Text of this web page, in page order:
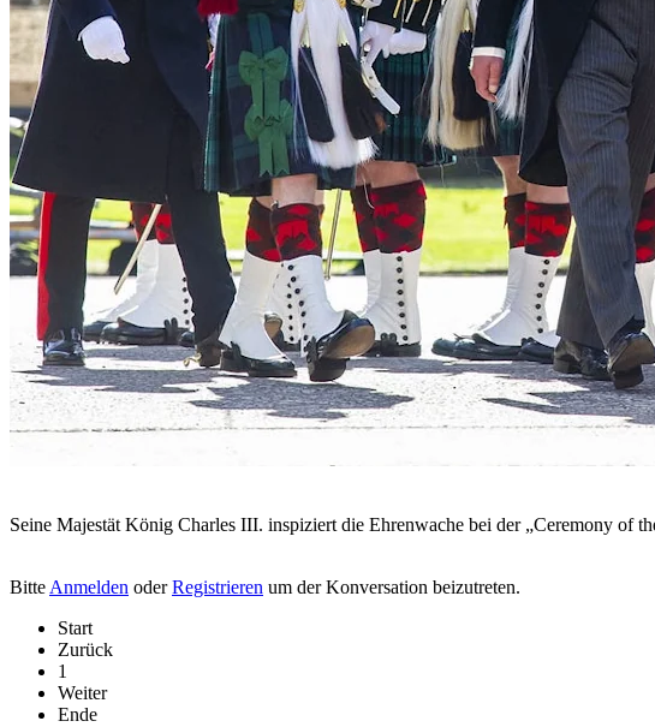
Seine Majestät König Charles III. inspiziert die Ehrenwache bei der „Ceremony of
Bitte Anmelden oderRegistrieren um der Konversation beizutreten.
Start
Zurück
1
Weiter
Ende